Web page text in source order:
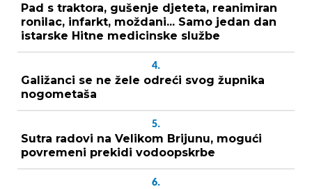
Pad s traktora, gušenje djeteta, reanimiran
ronilac, infarkt, moždani... Samo jedan dan
istarske Hitne medicinske službe
4.
Galižanci se ne žele odreći svog župnika
nogometaša
5.
Sutra radovi na Velikom Brijunu, mogući
povremeni prekidi vodoopskrbe
6.